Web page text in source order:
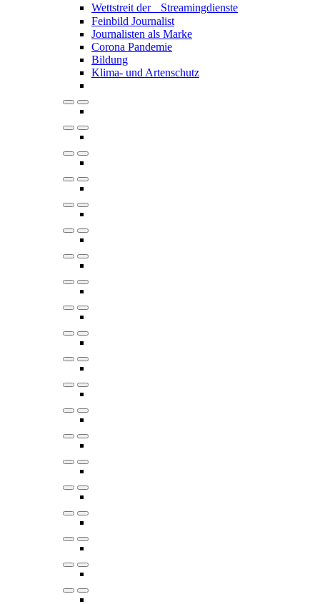
Wettstreit der Streamingdienste
Feinbild Journalist
Journalisten als Marke
Corona Pandemie
Bildung
Klima- und Artenschutz